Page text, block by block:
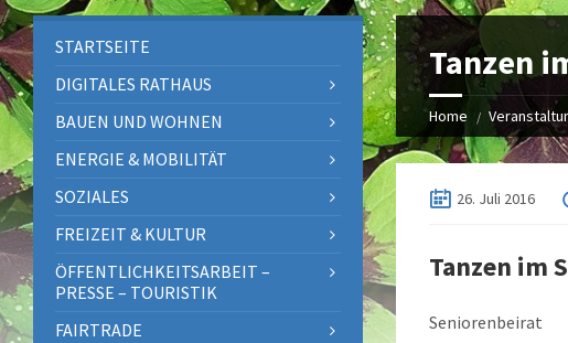
Tanzen
Home
26. Juli 2016
Tanzen im
Seniorenbeirat
STARTSEITE
DIGITALES RATHAUS
BAUEN UND WOHNEN
ENERGIE & MOBILITÄT
SOZIALES
FREIZEIT & KULTUR
ÖFFENTLICHKEITSARBEIT –
PRESSE – TOURISTIK
FAIRTRADE